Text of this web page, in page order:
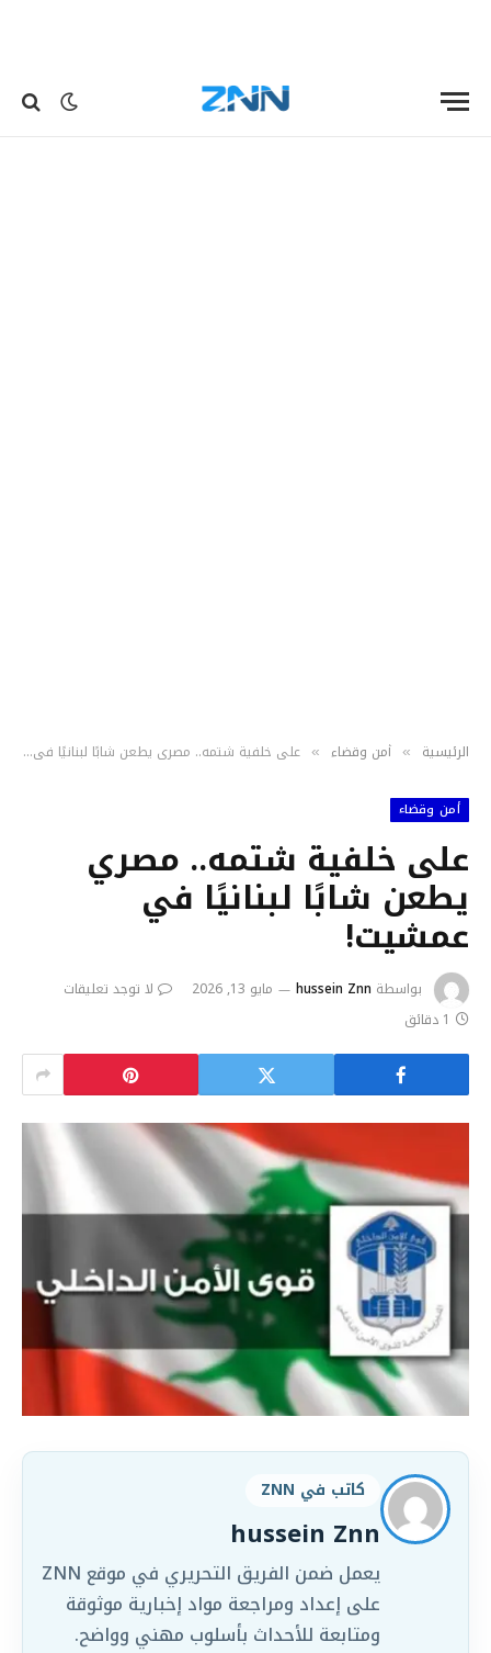
الرئيسية » أمن وقضاء » على خلفية شتمه.. مصري يطعن شابًا لبنانيًا في عمشيت!
أمن وقضاء
على خلفية شتمه.. مصري
يطعن شابًا لبنانيًا في
عمشيت!
بواسطة hussein Znn مايو 13, 2026
لا توجد تعليقات
1 دقائق
كاتب في ZNN
hussein Znn
يعمل ضمن الفريق التحريري في موقع ZNN
على إعداد ومراجعة مواد إخبارية موثوقة
ومتابعة للأحداث بأسلوب مهني وواضح.